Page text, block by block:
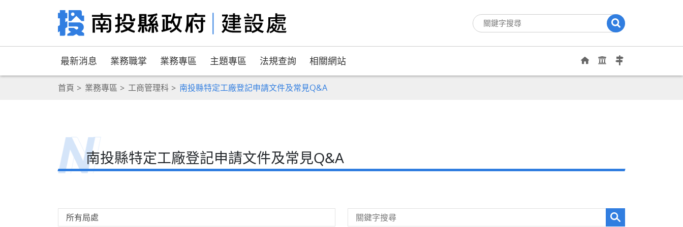
最新消息 業務職掌 業務專區 主題專區 法規查詢 相關網站
首頁 業務專區 工商管理科 南投縣特定工廠登記申請文件及常見Q&A
南投縣特定工廠登記申請文件及常見Q&A